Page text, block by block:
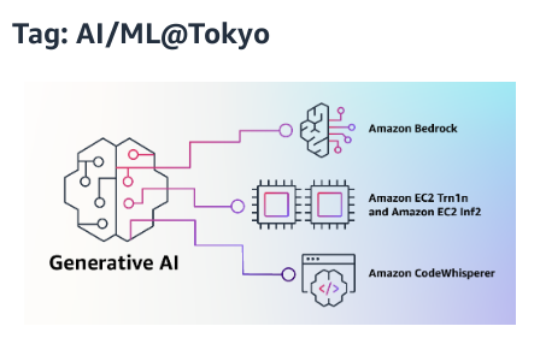
カテゴリ
Tag: AI/ML@Tokyo